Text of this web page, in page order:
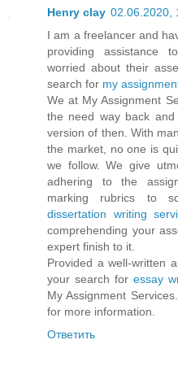
Henry clay 02.06.2020,
I am a freelancer and
providing assistance
worried about their
search for my
We at My Assignment
the need way back
version of then. With
the market, no one is
we follow. We give
adhering to the
marking rubrics to
dissertation writing
comprehending your
expert finish to it.
Provided a well-written
your search for essay
My Assignment
for more information.
Ответить